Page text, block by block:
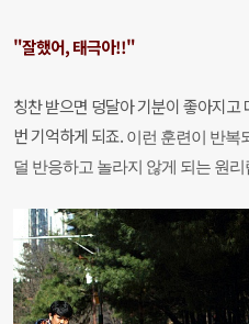
"잘했어, 태극아!!"
칭찬 받으면 덩달아 기분이 좋아지
번 기억하게 되죠. 이런 훈련이 반복
덜 반응하고 놀라지 않게 되는 원리